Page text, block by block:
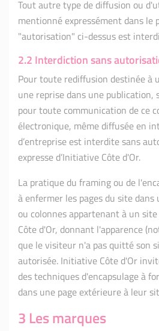
Tout autre type de diffusion ou
mentionné expressément dans le
"autorisation" ci-dessus est
2.2 Interdiction sans
Pour toute rediffusion destinée à
une reprise dans une publication,
pour toute communication de ce
électronique, même diffusée en
d’entreprise est interdite sans
expresse d’Initiative Côte d'Or.
La pratique du framing ou de
à enfermer les pages du site
ou colonnes appartenant à un
Côte d'Or, donnant l'apparence
que le visiteur n'a pas quitté son
autorisée. Initiative Côte d'Or
des techniques d'encapsulage à
dans une page extérieure à leur
3 Les marques